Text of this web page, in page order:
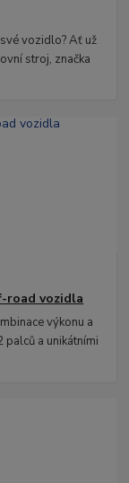
vozidlo? Ať už
stroj, značka
road vozidla
výkonu a
a unikátními